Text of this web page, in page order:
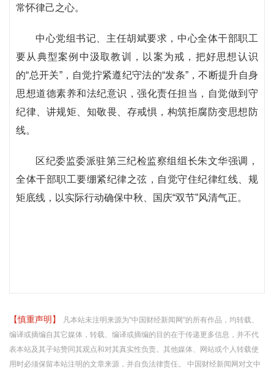
常怀律己之心。
中心党组书记、主任胡斌要求，中心全体干部职工
要从典型案例中汲取教训，以案为戒，把好思想认识
的“总开关”，自觉拧紧遵纪守法的“发条”，不断提升自身
思想道德素养和法纪意识，强化责任担当，自觉做到守
纪律、讲规矩、知敬畏、存戒惧，构筑拒腐防变思想防
线。
区纪委监委派驻第三纪检监察组组长朱文华强调，
全体干部职工要绷紧纪律之弦，自觉守住纪律红线、规
矩底线，以实际行动确保中秋、国庆“双节”风清气正。
【慎重声明】
凡本站未注明来源为"中国财经新闻网"的所有作品，均转载、
编译或摘编自其它媒体，转载、编译或摘编的目的在于传递更多信息，并不代
表本站及其子站赞同其观点和对其真实性负责。其他媒体、网站或个人转载使
用时必须保留本站注明的文章来源，并自负法律责任。 中国财经新闻网对文中